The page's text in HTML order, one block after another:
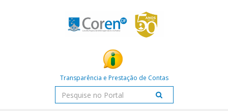
Transparência e Prestação de Contas